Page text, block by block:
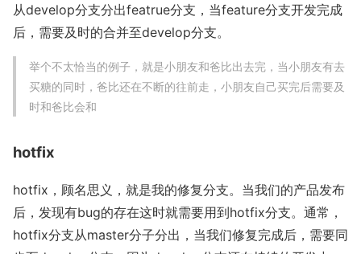
从develop分支分出featrue分支，当feature分支开发完成
后，需要及时的合并至develop分支。
举个不太恰当的例子，就是小朋友和爸比出去完，当小朋友有去
买糖的同时，爸比还在不断的往前走，小朋友自己买完后需要及
时和爸比会和
hotfix
hotfix，顾名思义，就是我的修复分支。当我们的产品发布
后，发现有bug的存在这时就需要用到hotfix分支。通常，
hotfix分支从master分子分出，当我们修复完成后，需要同